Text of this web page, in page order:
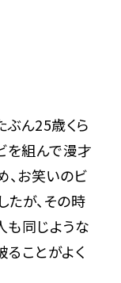
ん25歳くら
を組んで漫才
、お笑いのビ
が、その時
も同じような
ことがよく